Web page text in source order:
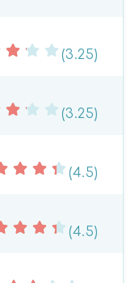
(3.25)
(3.25)
(4.5)
(4.5)